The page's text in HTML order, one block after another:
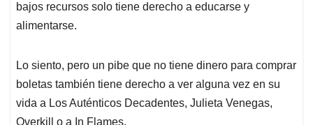
bajos recursos solo tiene derecho a educarse y
alimentarse.
Lo siento, pero un pibe que no tiene dinero para comprar
boletas también tiene derecho a ver alguna vez en su
vida a Los Auténticos Decadentes, Julieta Venegas,
Overkill o a In Flames.